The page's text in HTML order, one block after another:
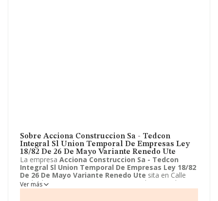
Sobre Acciona Construccion Sa - Tedcon
Integral Sl Union Temporal De Empresas Ley
18/82 De 26 De Mayo Variante Renedo Ute
La empresa Acciona Construccion Sa - Tedcon
Integral Sl Union Temporal De Empresas Ley 18/82
De 26 De Mayo Variante Renedo Ute sita en Calle
Lealtad, 13 - PLANTA PPA IZQ, Santander, Cantabria. La
actividad CNAE de esta compañía es 9499 - Otras
Ver más